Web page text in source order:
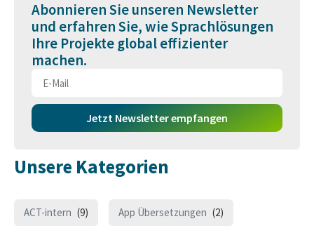
Abonnieren Sie unseren Newsletter
und erfahren Sie, wie Sprachlösungen
Ihre Projekte global effizienter
machen.
Jetzt Newsletter empfangen
Unsere Kategorien
ACT-intern (9) App Übersetzungen (2)